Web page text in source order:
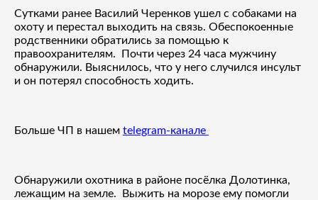
Сутками ранее Василий Черенков ушел с собаками на
охоту и перестал выходить на связь. Обеспокоенные
родственники обратились за помощью к
правоохранителям. Почти через 24 часа мужчину
обнаружили. Выяснилось, что у него случился инсульт
и он потерял способность ходить.
Больше ЧП в нашем telegram-канале
Обнаружили охотника в районе посёлка Долотинка,
лежащим на земле. Выжить на морозе ему помогли